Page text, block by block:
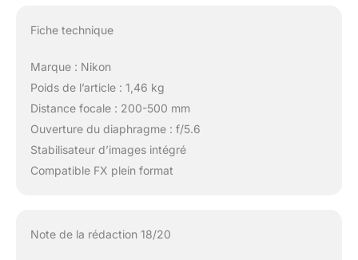
Fiche technique
Marque : Nikon
Poids de l’article : 1,46 kg
Distance focale : 200-500 mm
Ouverture du diaphragme : f/5.6
Stabilisateur d’images intégré
Compatible FX plein format
Note de la rédaction 18/20